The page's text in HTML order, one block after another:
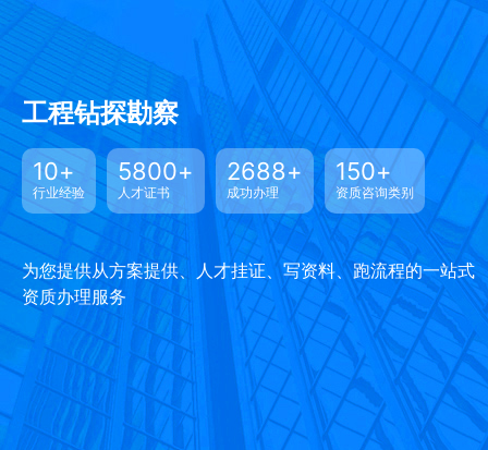
工程钻探勘察
10+
行业经验
5800+
人才证书
2688+
成功办理
150+
资质咨询类别
为您提供从方案提供、人才挂证、写资料、跑流程的一站式
资质办理服务